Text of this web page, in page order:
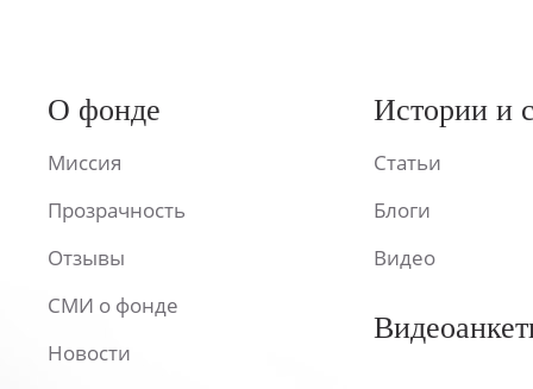
О фонде
Миссия
Прозрачность
Отзывы
СМИ о фонде
Новости
Истории и
Статьи
Блоги
Видео